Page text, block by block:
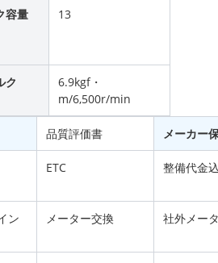
容量 13
ク
6.9kgf・
m/6,500r/min
品質評価書 メーカー
ETC 整備代金
ン
メーター交換 社外メー